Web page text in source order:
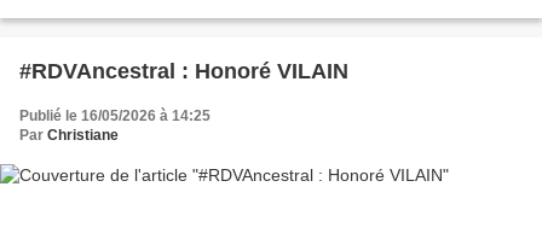
#RDVAncestral : Honoré VILAIN
Publié le 16/05/2026 à 14:25
Par Christiane